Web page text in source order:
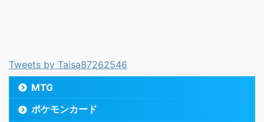
Tweets by Taisa87262546
MTG
ポケモンカード